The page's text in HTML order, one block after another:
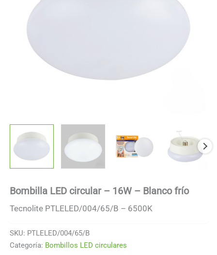
Bombilla LED circular – 16W – Blanco frío
Tecnolite PTLELED/004/65/B – 6500K
SKU: PTLELED/004/65/B
Categoría: Bombillos LED circulares